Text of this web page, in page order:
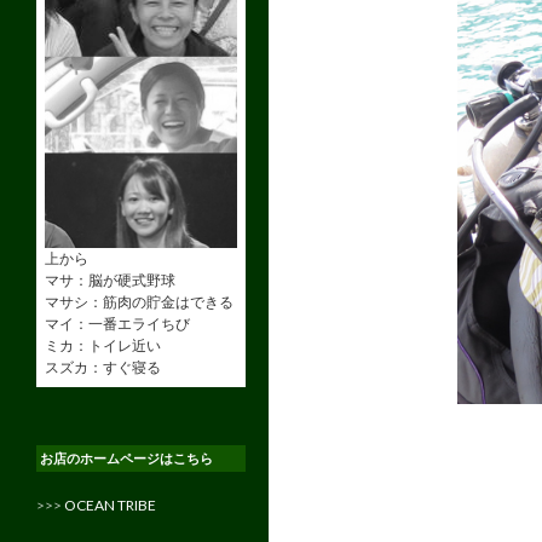
上から
マサ：脳が硬式野球
マサシ：筋肉の貯金はできる
マイ：一番エライちび
ミカ：トイレ近い
スズカ：すぐ寝る
お店のホームページはこちら
>>> OCEAN TRIBE